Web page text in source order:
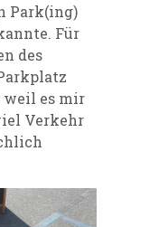
Park(ing)
Für
des
weil es mir
Verkehr